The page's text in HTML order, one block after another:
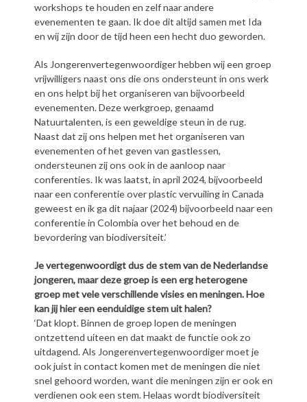
workshops te houden en zelf naar andere
evenementen te gaan. Ik doe dit altijd samen met Ida
en wij zijn door de tijd heen een hecht duo geworden.
Als Jongerenvertegenwoordiger hebben wij een groep
vrijwilligers naast ons die ons ondersteunt in ons werk
en ons helpt bij het organiseren van bijvoorbeeld
evenementen. Deze werkgroep, genaamd
Natuurtalenten, is een geweldige steun in de rug.
Naast dat zij ons helpen met het organiseren van
evenementen of het geven van gastlessen,
ondersteunen zij ons ook in de aanloop naar
conferenties. Ik was laatst, in april 2024, bijvoorbeeld
naar een conferentie over plastic vervuiling in Canada
geweest en ik ga dit najaar (2024) bijvoorbeeld naar een
conferentie in Colombia over het behoud en de
bevordering van biodiversiteit.’
Je vertegenwoordigt dus de stem van de Nederlandse
jongeren, maar deze groep is een erg heterogene
groep met vele verschillende visies en meningen. Hoe
kan jij hier een eenduidige stem uit halen?
‘Dat klopt. Binnen de groep lopen de meningen
ontzettend uiteen en dat maakt de functie ook zo
uitdagend. Als Jongerenvertegenwoordiger moet je
ook juist in contact komen met de meningen die niet
snel gehoord worden, want die meningen zijn er ook en
verdienen ook een stem. Helaas wordt biodiversiteit